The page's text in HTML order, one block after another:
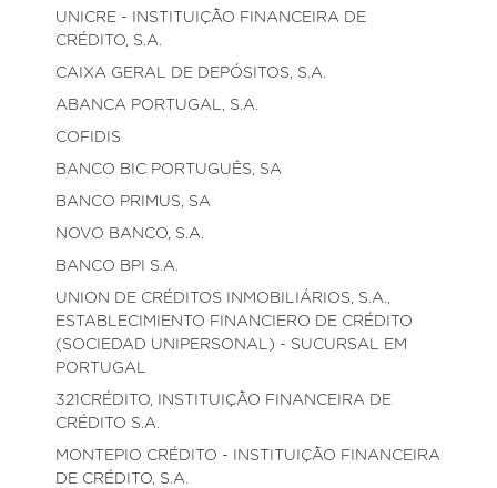
UNICRE - INSTITUIÇÃO FINANCEIRA DE
CRÉDITO, S.A.
CAIXA GERAL DE DEPÓSITOS, S.A.
ABANCA PORTUGAL, S.A.
COFIDIS
BANCO BIC PORTUGUÊS, SA
BANCO PRIMUS, SA
NOVO BANCO, S.A.
BANCO BPI S.A.
UNION DE CRÉDITOS INMOBILIÁRIOS, S.A.,
ESTABLECIMIENTO FINANCIERO DE CRÉDITO
(SOCIEDAD UNIPERSONAL) - SUCURSAL EM
PORTUGAL
321CRÉDITO, INSTITUIÇÃO FINANCEIRA DE
CRÉDITO S.A.
MONTEPIO CRÉDITO - INSTITUIÇÃO FINANCEIRA
DE CRÉDITO, S.A.